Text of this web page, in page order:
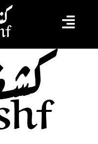
حرس حدود